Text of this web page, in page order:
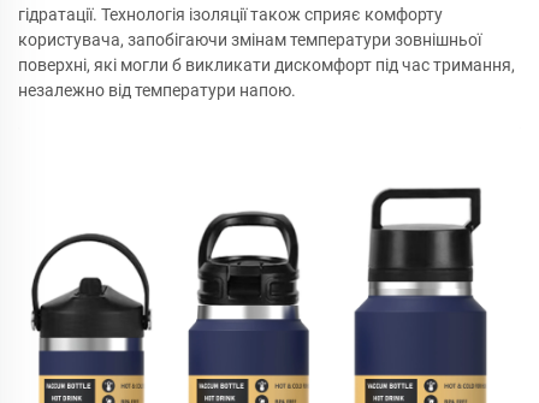
гідратації. Технологія ізоляції також сприяє комфорту
користувача, запобігаючи змінам температури зовнішньої
поверхні, які могли б викликати дискомфорт під час тримання,
незалежно від температури напою.